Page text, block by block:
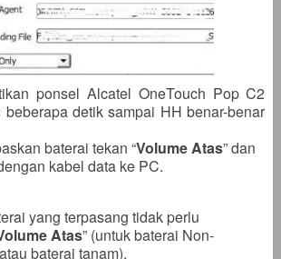
ponsel Alcatel OneTouch Pop C2
detik sampai HH benar-benar
baterai tekan “Volume Atas” dan
kabel data ke PC.
yang terpasang tidak perlu
Atas” (untuk baterai Non-
baterai tanam).